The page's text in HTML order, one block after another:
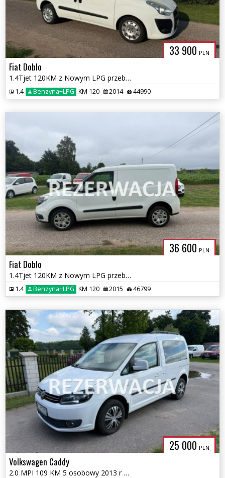
33 900 PLN
Fiat Doblo
1.4Tjet 120KM z Nowym LPG przebieg 44 tys km
1.4 Benzyna+LPG KM 120 2014 44990
36 600 PLN
Fiat Doblo
1.4Tjet 120KM z Nowym LPG przebieg 46 tys km
1.4 Benzyna+LPG KM 120 2015 46799
25 000 PLN
Volkswagen Caddy
2.0 MPI 109 KM 5 osobowy 2013 r Nowa instalacja LPG